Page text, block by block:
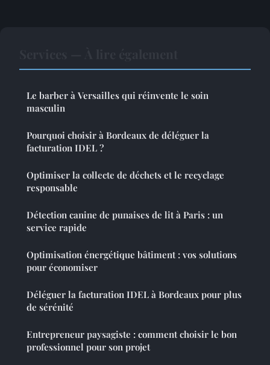
Le barber à Versailles qui réinvente le soin
masculin
Pourquoi choisir à Bordeaux de déléguer la
facturation IDEL ?
Optimiser la collecte de déchets et le recyclage
responsable
Détection canine de punaises de lit à Paris : un
service rapide
Optimisation énergétique bâtiment : vos solutions
pour économiser
Déléguer la facturation IDEL à Bordeaux pour plus
de sérénité
Entrepreneur paysagiste : comment choisir le bon
professionnel pour son projet